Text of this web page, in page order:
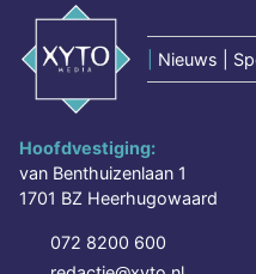
Nieuws |
Hoofdvestiging:
van Benthuizenlaan 1
1701 BZ Heerhugowaard
072 8200 600